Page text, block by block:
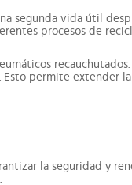
segunda vida útil
procesos de
Esto permite extender
la seguridad y